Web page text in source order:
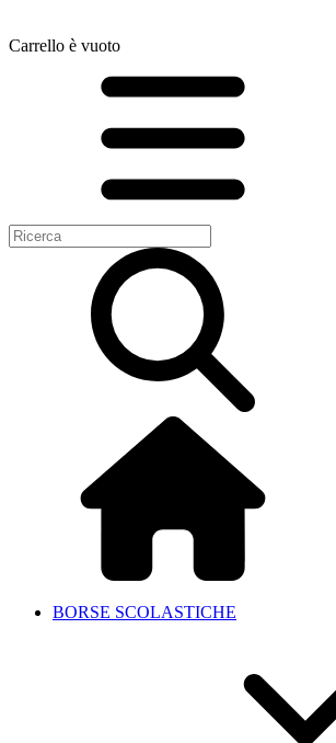
Carrello è vuoto
BORSE SCOLASTICHE